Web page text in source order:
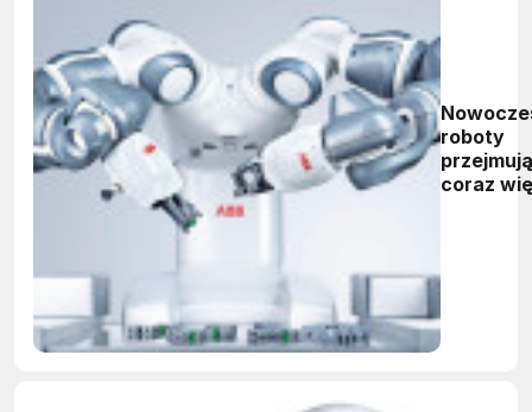
roboty
przejmują
coraz